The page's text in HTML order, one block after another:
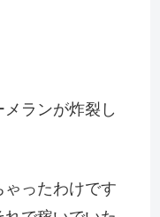
ランが炸裂し
ったわけです